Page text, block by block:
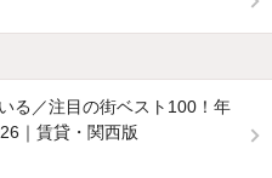
る／注目の街ベスト100！年
｜賃貸・関西版